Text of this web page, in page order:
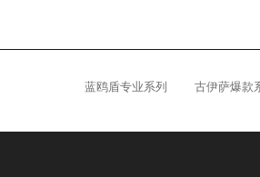
蓝鸥盾专业系列 古伊萨爆款